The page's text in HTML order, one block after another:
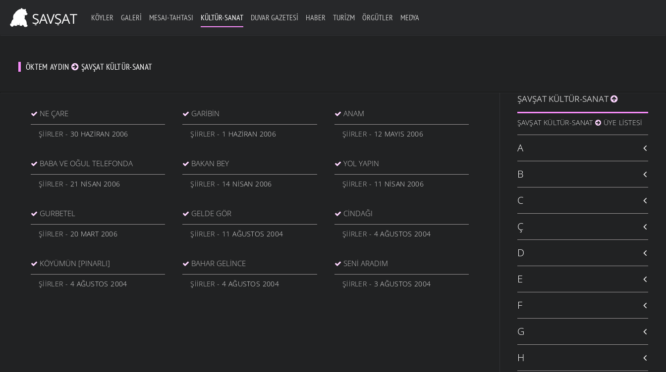
KÖYLER GALERI MESAJ-TAHTASI KÜLTÜR-SANAT DUVAR GAZETESI HABER TURIZM ÖRGÜTLER MEDYA
ÖKTEM AYDIN ŞAVŞAT KÜLTÜR-SANAT
NE ÇARE
ŞIIRLER - 30 HAZIRAN 2006
GARIBIN
ŞIIRLER - 1 HAZIRAN 2006
ANAM
ŞIIRLER - 12 MAYIS 2006
BABA VE OĞUL TELEFONDA
ŞIIRLER - 21 NISAN 2006
BAKAN BEY
ŞIIRLER - 14 NISAN 2006
YOL YAPIN
ŞIIRLER - 11 NISAN 2006
GURBETEL
ŞIIRLER - 20 MART 2006
GELDE GÖR
ŞIIRLER - 11 AĞUSTOS 2004
CINDAĞI
ŞIIRLER - 4 AĞUSTOS 2004
KÖYÜMÜN [PINARLI]
ŞIIRLER - 4 AĞUSTOS 2004
BAHAR GELINCE
ŞIIRLER - 4 AĞUSTOS 2004
SENI ARADIM
ŞIIRLER - 3 AĞUSTOS 2004
ŞAVŞAT KÜLTÜR-SANAT
ŞAVŞAT KÜLTÜR-SANAT ÜYE LISTESI
A
B
C
Ç
D
E
F
G
H